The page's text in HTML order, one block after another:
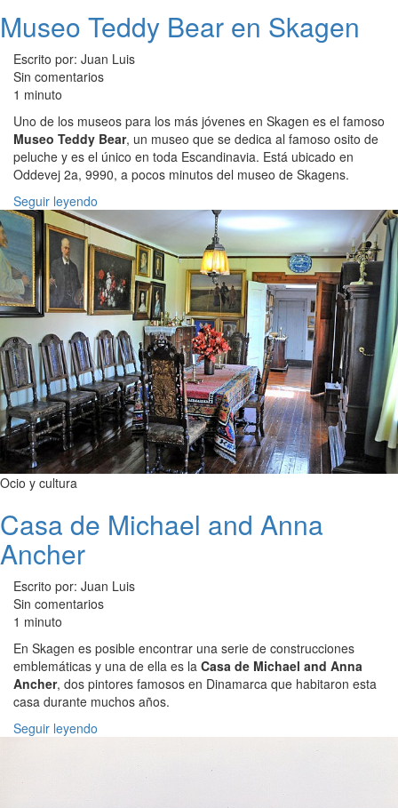
Museo Teddy Bear en Skagen
Escrito por: Juan Luis
Sin comentarios
1 minuto
Uno de los museos para los más jóvenes en Skagen es el famoso
Museo Teddy Bear, un museo que se dedica al famoso osito de
peluche y es el único en toda Escandinavia. Está ubicado en
Oddevej 2a, 9990, a pocos minutos del museo de Skagens.
Seguir leyendo
Ocio y cultura
Casa de Michael and Anna
Ancher
Escrito por: Juan Luis
Sin comentarios
1 minuto
En Skagen es posible encontrar una serie de construcciones
emblemáticas y una de ella es la Casa de Michael and Anna
Ancher, dos pintores famosos en Dinamarca que habitaron esta
casa durante muchos años.
Seguir leyendo